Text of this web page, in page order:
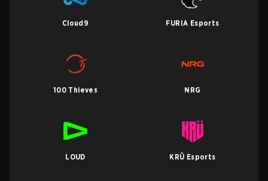
Cloud9 FURIA Esports
100 Thieves NRG
LOUD KRÜ Esports